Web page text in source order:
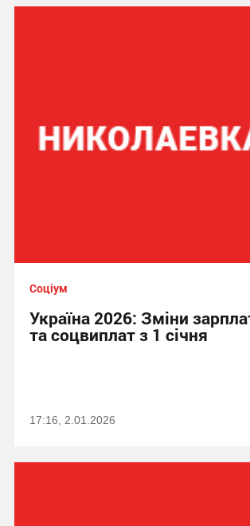
Соціум
Україна 2026: Зміни
та соцвиплат з 1 січня
17:16, 2.01.2026